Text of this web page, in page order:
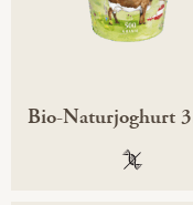
Bio-Naturjoghurt
100 %